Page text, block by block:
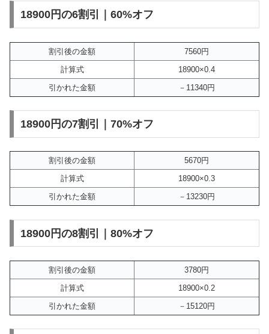
18900円の6割引｜60%オフ
割引後の金額
7560円
計算式
18900×0.4
引かれた金額
－11340円
18900円の7割引｜70%オフ
割引後の金額
5670円
計算式
18900×0.3
引かれた金額
－13230円
18900円の8割引｜80%オフ
割引後の金額
3780円
計算式
18900×0.2
引かれた金額
－15120円